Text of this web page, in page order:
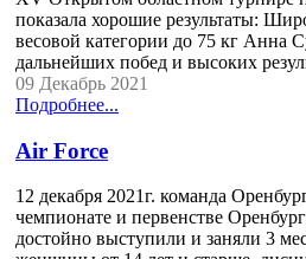
показала хорошие результаты:
весовой категории до 75 кг Анна
дальнейших побед и высоких
09 Декабрь 2021
Подробнее...
Аir Force
12 декабря 2021г. команда
чемпионате и первенстве
достойно выступили и заняли 3